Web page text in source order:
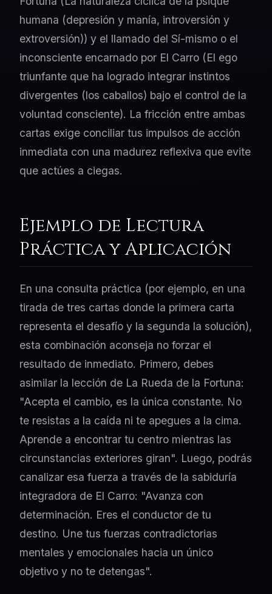
humana (depresión y manía, introversión y
extroversión)) y el llamado del Sí-mismo o el
inconsciente encarnado por El Carro (El ego
triunfante que ha logrado integrar instintos
divergentes (los caballos) bajo el control de la
voluntad consciente). La fricción entre ambas
cartas exige conciliar tus impulsos de acción
inmediata con una madurez reflexiva que evite
que actúes a ciegas.
Ejemplo de Lectura
Práctica y Aplicación
En una consulta práctica (por ejemplo, en una
tirada de tres cartas donde la primera carta
representa el desafío y la segunda la solución),
esta combinación aconseja no forzar el
resultado de inmediato. Primero, debes
asimilar la lección de La Rueda de la Fortuna:
"Acepta el cambio, es la única constante. No
te resistas a la caída ni te apegues a la cima.
Aprende a encontrar tu centro mientras las
circunstancias exteriores giran". Luego, podrás
canalizar esa fuerza a través de la sabiduría
integradora de El Carro: "Avanza con
determinación. Eres el conductor de tu
destino. Une tus fuerzas contradictorias
mentales y emocionales hacia un único
objetivo y no te detengas".